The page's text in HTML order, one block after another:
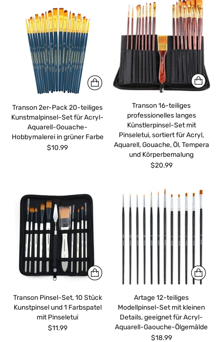
Transon 2er-Pack 20-teiliges
Kunstmalpinsel-Set für Acryl-
Aquarell-Gouache-
Hobbymalerei in grüner Farbe
$10.99
Transon 16-teiliges
professionelles langes
Künstlerpinsel-Set mit
Pinseletui, sortiert für Acryl,
Aquarell, Gouache, Öl, Tempera
und Körperbemalung
$20.99
Transon Pinsel-Set, 10 Stück
Kunstpinsel und 1 Farbspatel
mit Pinseletui
$11.99
Artage 12-teiliges
Modellpinsel-Set mit kleinen
Details, geeignet für Acryl-
Aquarell-Gaouche-Ölgemälde
$18.99